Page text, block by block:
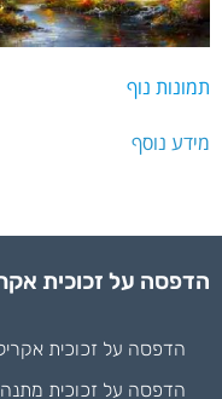
תמונות נוף
מידע נוסף
הדפסה על זכוכית
הדפסה על זכוכית
הדפסה על זכוכית מתנה